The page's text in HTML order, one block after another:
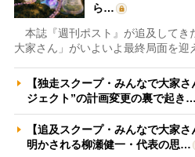
ら…
本誌『週刊ポスト』が追及してき
大家さん」がいよいよ最終局面を迎
【独走スクープ・みんなで大家
ジェクト”の計画変更の裏で起き…
【追及スクープ・みんなで大家
明かされる柳瀬健一・代表の思…